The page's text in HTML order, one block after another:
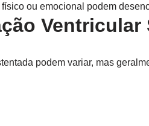
ou emocional podem
Ventricular
podem variar, mas